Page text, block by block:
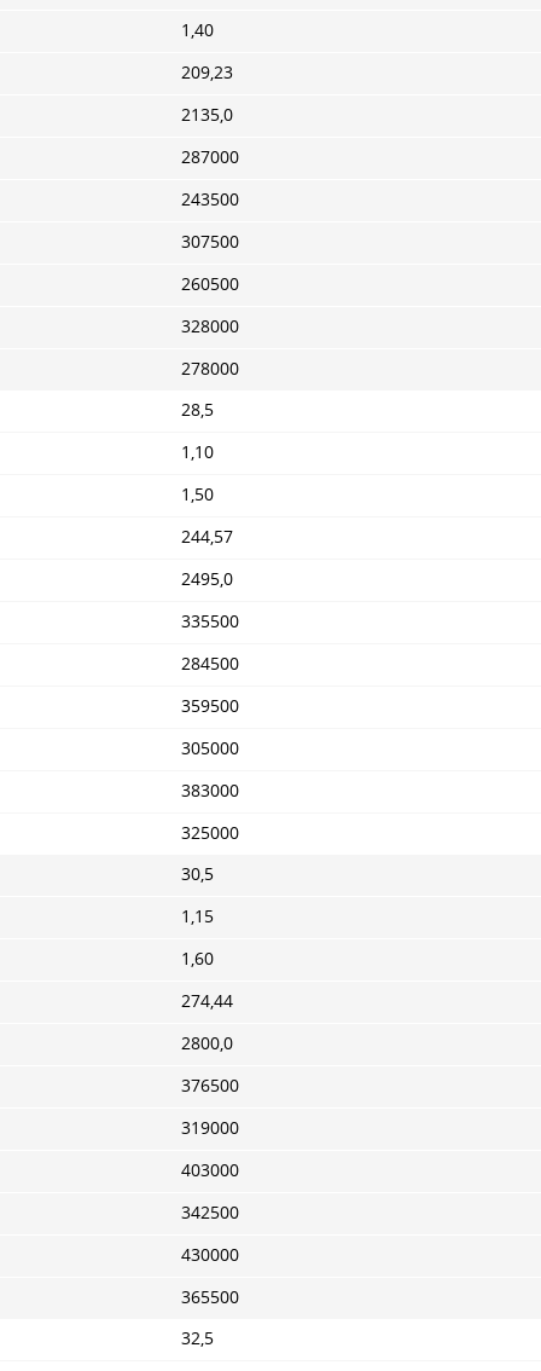
1,40
209,23
2135,0
287000
243500
307500
260500
328000
278000
28,5
1,10
1,50
244,57
2495,0
335500
284500
359500
305000
383000
325000
30,5
1,15
1,60
274,44
2800,0
376500
319000
403000
342500
430000
365500
32,5